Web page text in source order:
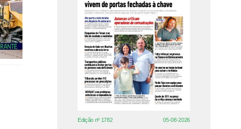
Edição nº 1782 05-08-2026